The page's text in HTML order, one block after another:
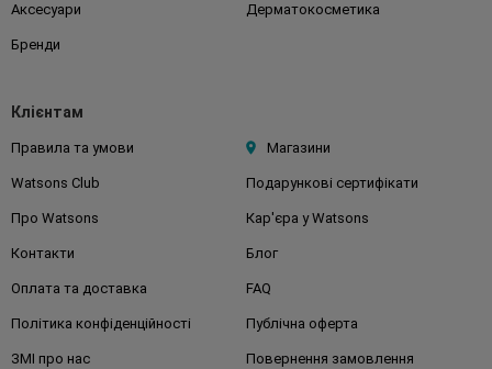
Аксесуари Дерматокосметика
Бренди
Клієнтам
Правила та умови Магазини
Watsons Club Подарункові сертифікати
Про Watsons Кар'єра у Watsons
Контакти Блог
Оплата та доставка FAQ
Політика конфіденційності Публічна оферта
ЗМІ про нас Повернення замовлення